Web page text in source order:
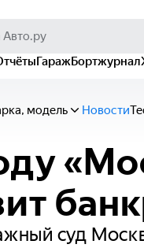
ГаражБортжурнал
модель Новости
суд